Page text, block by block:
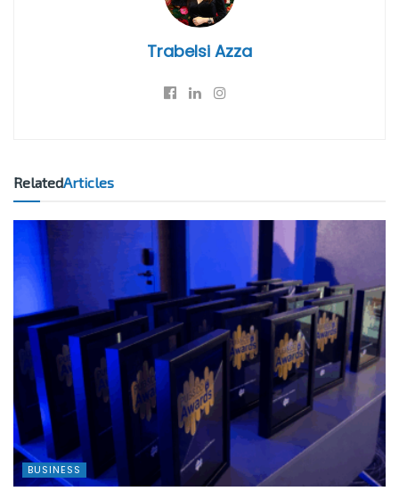
Trabelsi Azza
RelatedArticles
BUSINESS